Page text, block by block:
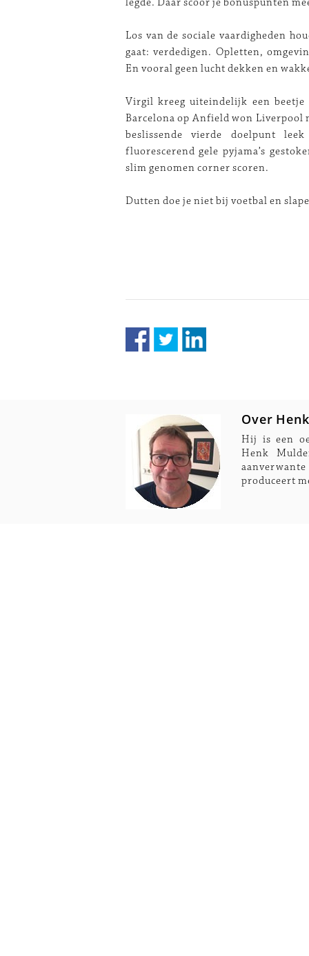
Los van de sociale vaardigheden
gaat: verdedigen. Opletten,
En vooral geen lucht dekken en
Virgil kreeg uiteindelijk een beetje
Barcelona op Anfield won Liverpool
beslissende vierde doelpunt
fluorescerend gele pyjama’s
slim genomen corner scoren.
Dutten doe je niet bij voetbal en
Over
Hij is een
Henk
produceert